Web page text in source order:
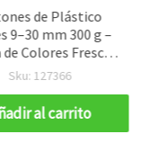
de Plástico
9–30 mm 300 g –
Colores Frescos
Aportar Armonía y
Sku: 127366
al carrito